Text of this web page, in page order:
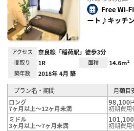
Free Wi-
ート♪キッチ
アクセス 奈良線「稲荷駅」徒歩3分
間取り 1R 面積 14.6m²
築年数 2018年 4月 築
プラン名・期間
月額目
ロング
7ヶ月以上～12ヶ月未満
98,100
初期費用
ミドル
3ヶ月以上～7ヶ月未満
101,100
初期費用